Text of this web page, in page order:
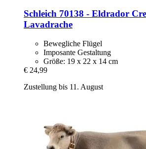
Schleich 70138 -​ Eldrador
Lavadrache
Bewegliche Flügel
Imposante Gestaltung
Größe: 19 x 22 x 14 cm
€ 24,99
Zustellung bis 11. August